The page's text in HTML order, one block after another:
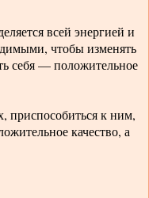
всей энергией и
чтобы изменять
себя — положительное
приспособиться к ним,
качество, а